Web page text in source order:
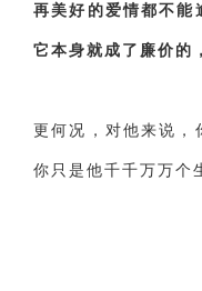
再美好的爱情都不能
它本身就成了廉价的
更何况，对他来说，
你只是他千千万万个